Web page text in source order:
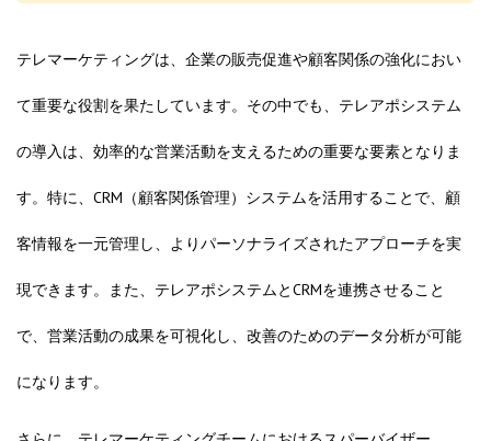
テレマーケティングは、企業の販売促進や顧客関係の強化におい
て重要な役割を果たしています。その中でも、テレアポシステム
の導入は、効率的な営業活動を支えるための重要な要素となりま
す。特に、CRM（顧客関係管理）システムを活用することで、顧
客情報を一元管理し、よりパーソナライズされたアプローチを実
現できます。また、テレアポシステムとCRMを連携させること
で、営業活動の成果を可視化し、改善のためのデータ分析が可能
になります。